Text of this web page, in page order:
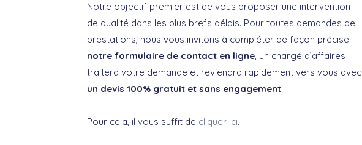
Notre objectif premier est de vous proposer une intervention
de qualité dans les plus brefs délais. Pour toutes demandes de
prestations, nous vous invitons à compléter de façon précise
notre formulaire de contact en ligne, un chargé d’affaires
traitera votre demande et reviendra rapidement vers vous avec
un devis 100% gratuit et sans engagement.
Pour cela, il vous suffit de cliquer ici.